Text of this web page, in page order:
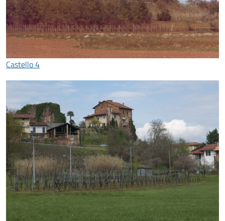
Castello 4